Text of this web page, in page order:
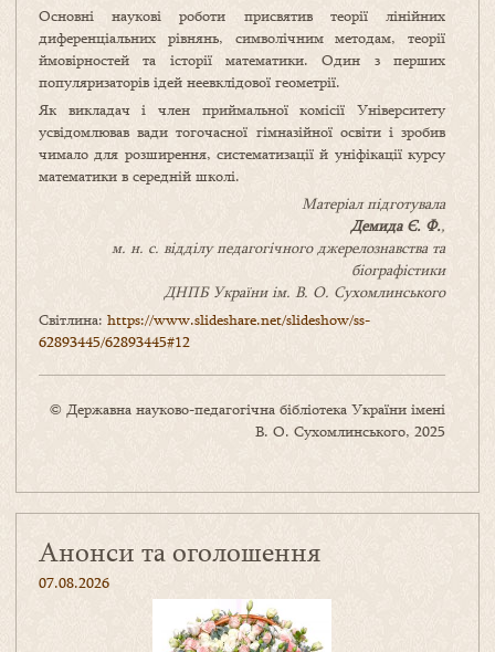
Основні наукові роботи присвятив теорії лінійних
диференціальних рівнянь, символічним методам, теорії
ймовірностей та історії математики. Один з перших
популяризаторів ідей неевклідової геометрії.
Як викладач і член приймальної комісії Університету
усвідомлював вади тогочасної гімназійної освіти і зробив
чимало для розширення, систематизації й уніфікації курсу
математики в середній школі.
Матеріал підготувала
Демида Є. Ф.,
м. н. с. відділу педагогічного джерелознавства та
біографістики
ДНПБ України ім. В. О. Сухомлинського
Світлина: https://www.slideshare.net/slideshow/ss-
62893445/62893445#12
© Державна науково-педагогічна бібліотека України імені
В. О. Сухомлинського, 2025
Анонси та оголошення
07.08.2026